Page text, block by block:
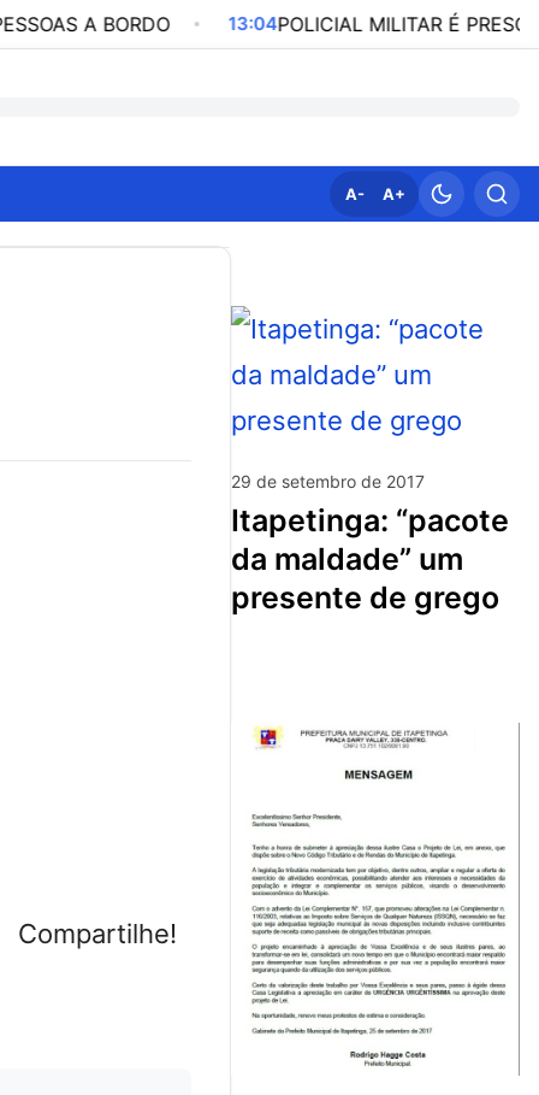
13:04 POLICIAL MILITAR É PRESO POR
A- A+
29 de setembro de 2017
itapetinga: “pacote
da maldade” um
presente de grego